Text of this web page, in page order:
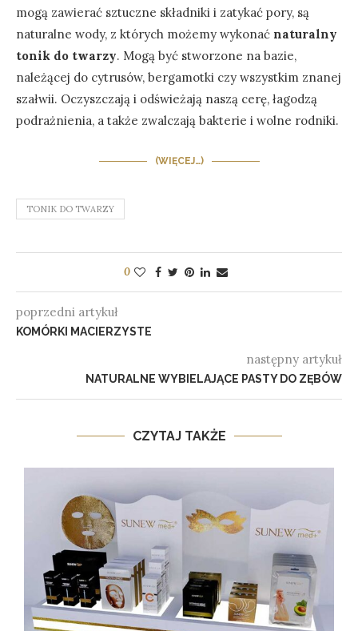
mogą zawierać sztuczne składniki i zatykać pory, są
naturalne wody, z których możemy wykonać naturalny
tonik do twarzy. Mogą być stworzone na bazie,
należącej do cytrusów, bergamotki czy wszystkim znanej
szałwii. Oczyszczają i odświeżają naszą cerę, łagodzą
podrażnienia, a także zwalczają bakterie i wolne rodniki.
(WIĘCEJ…)
TONIK DO TWARZY
0
poprzedni artykuł
KOMÓRKI MACIERZYSTE
następny artykuł
NATURALNE WYBIELAJĄCE PASTY DO ZĘBÓW
CZYTAJ TAKŻE